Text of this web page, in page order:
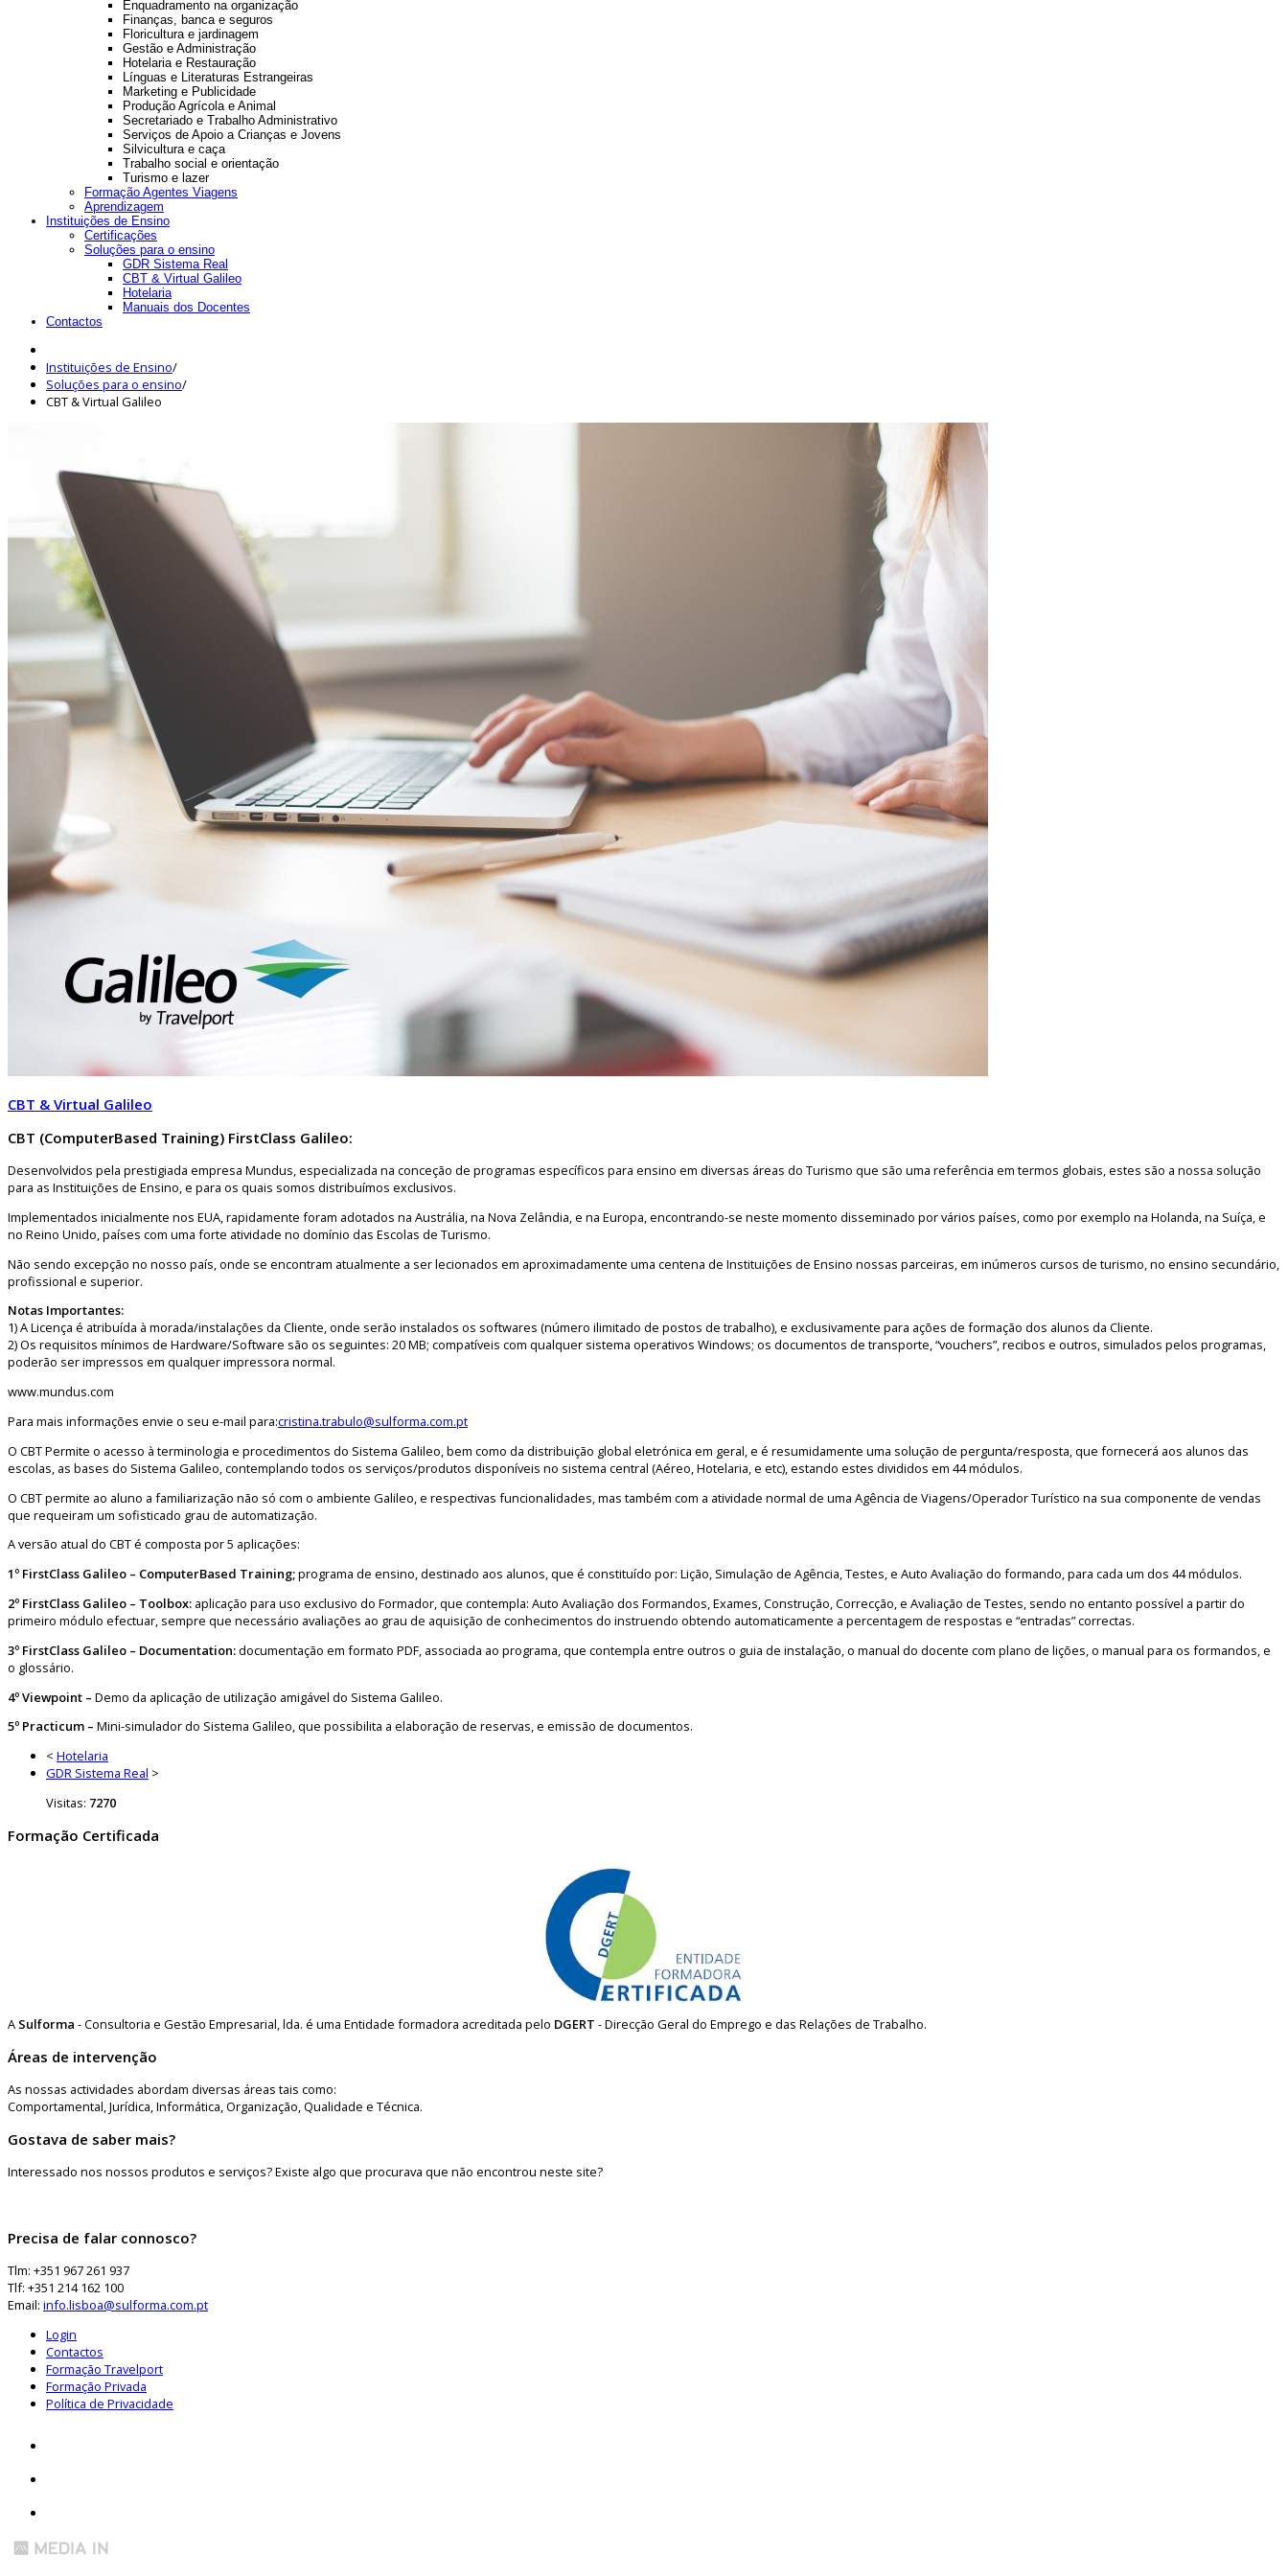
Enquadramento na organização
Finanças, banca e seguros
Floricultura e jardinagem
Gestão e Administração
Hotelaria e Restauração
Línguas e Literaturas Estrangeiras
Marketing e Publicidade
Produção Agrícola e Animal
Secretariado e Trabalho Administrativo
Serviços de Apoio a Crianças e Jovens
Silvicultura e caça
Trabalho social e orientação
Turismo e lazer
Formação Agentes Viagens
Aprendizagem
Instituições de Ensino
Certificações
Soluções para o ensino
GDR Sistema Real
CBT & Virtual Galileo
Hotelaria
Manuais dos Docentes
Contactos
Instituições de Ensino/
Soluções para o ensino/
CBT & Virtual Galileo
CBT & Virtual Galileo
CBT (ComputerBased Training) FirstClass Galileo:
Desenvolvidos pela prestigiada empresa Mundus, especializada na conceção de programas específicos para ensino em diversas áreas do Turismo que são uma referência em termos globais, estes são a nossa solução
para as Instituições de Ensino, e para os quais somos distribuímos exclusivos.
Implementados inicialmente nos EUA, rapidamente foram adotados na Austrália, na Nova Zelândia, e na Europa, encontrando-se neste momento disseminado por vários países, como por exemplo na Holanda, na Suíça, e
no Reino Unido, países com uma forte atividade no domínio das Escolas de Turismo.
Não sendo excepção no nosso país, onde se encontram atualmente a ser lecionados em aproximadamente uma centena de Instituições de Ensino nossas parceiras, em inúmeros cursos de turismo, no ensino secundário,
profissional e superior.
Notas Importantes:
1) A Licença é atribuída à morada/instalações da Cliente, onde serão instalados os softwares (número ilimitado de postos de trabalho), e exclusivamente para ações de formação dos alunos da Cliente.
2) Os requisitos mínimos de Hardware/Software são os seguintes: 20 MB; compatíveis com qualquer sistema operativos Windows; os documentos de transporte, “vouchers”, recibos e outros, simulados pelos programas,
poderão ser impressos em qualquer impressora normal.
www.mundus.com
Para mais informações envie o seu e-mail para:cristina.trabulo@sulforma.com.pt
O CBT Permite o acesso à terminologia e procedimentos do Sistema Galileo, bem como da distribuição global eletrónica em geral, e é resumidamente uma solução de pergunta/resposta, que fornecerá aos alunos das
escolas, as bases do Sistema Galileo, contemplando todos os serviços/produtos disponíveis no sistema central (Aéreo, Hotelaria, e etc), estando estes divididos em 44 módulos.
O CBT permite ao aluno a familiarização não só com o ambiente Galileo, e respectivas funcionalidades, mas também com a atividade normal de uma Agência de Viagens/Operador Turístico na sua componente de vendas
que requeiram um sofisticado grau de automatização.
A versão atual do CBT é composta por 5 aplicações:
1º FirstClass Galileo – ComputerBased Training;programa de ensino, destinado aos alunos, que é constituído por: Lição, Simulação de Agência, Testes, e Auto Avaliação do formando, para cada um dos 44 módulos.
2º FirstClass Galileo – Toolbox: aplicação para uso exclusivo do Formador, que contempla: Auto Avaliação dos Formandos, Exames, Construção, Correcção, e Avaliação de Testes, sendo no entanto possível a partir do
primeiro módulo efectuar, sempre que necessário avaliações ao grau de aquisição de conhecimentos do instruendo obtendo automaticamente a percentagem de respostas e “entradas” correctas.
3º FirstClass Galileo – Documentation:documentação em formato PDF, associada ao programa, que contempla entre outros o guia de instalação, o manual do docente com plano de lições, o manual para os formandos, e
o glossário.
4º Viewpoint – Demo da aplicação de utilização amigável do Sistema Galileo.
5º Practicum – Mini-simulador do Sistema Galileo, que possibilita a elaboração de reservas, e emissão de documentos.
< Hotelaria
GDR Sistema Real >
Visitas: 7270
Formação Certificada
A Sulforma - Consultoria e Gestão Empresarial, lda. é uma Entidade formadora acreditada pelo DGERT - Direcção Geral do Emprego e das Relações de Trabalho.
Áreas de intervenção
As nossas actividades abordam diversas áreas tais como:
Comportamental, Jurídica, Informática, Organização, Qualidade e Técnica.
Gostava de saber mais?
Interessado nos nossos produtos e serviços? Existe algo que procurava que não encontrou neste site?
Precisa de falar connosco?
Tlm: +351 967 261 937
Tlf: +351 214 162 100
Email: info.lisboa@sulforma.com.pt
Login
Contactos
Formação Travelport
Formação Privada
Política de Privacidade